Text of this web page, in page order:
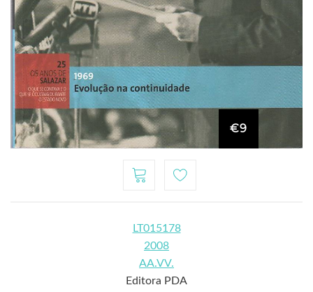
€9
LT015178
2008
AA.VV.
Editora PDA